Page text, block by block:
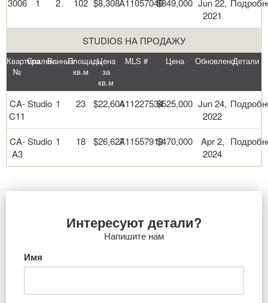
3006 1 2 102 $8,308A11057046$849,000 Jun 22,
2021
STUDIOS НА ПРОДАЖУ
Квартира
№
СпаленВанныхПлощадь
кв.м
Цена
за
кв.м
MLS # Цена ОбновленоДетали
CA-
C11
Studio 1 23 $22,604A11227534$525,000 Jun 24,
2022
CA-
A3
Studio 1 18 $26,627A11557913$470,000
Apr 2,
2024
Интересуют детали?
Напишите нам
Имя